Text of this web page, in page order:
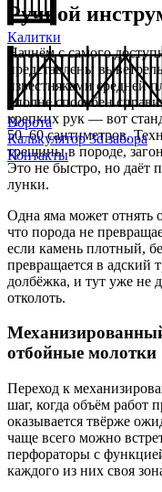
Калитки
Ворота
Калькулятор 3d забора
Контакты
Ручной
Начнём с самого
представлены
известняками средней
вполне способен
крепких рук — вот
50–60 сантиметров.
трещины в породе,
Это не быстро, но даёт
лунки.
Одна яма может отнять
что порода не
если камень плотный,
превращается в адский
долбёжка, и тут уже не
отколоть.
отбойные молотки
Переход к
шаг, когда объём работ
оказывается твёрже
чаще всего можно
перфораторы с
каждого из них своя